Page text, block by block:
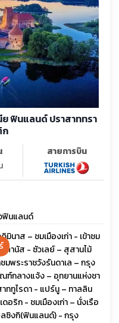
ย ฟินแลนด์ ปราสาททรา
ก
สายการบิน
ฟินแลนด์
นาส – ชมเมืองเก่า - เข้าชม
คานัส - ซัวเลย์ – สุสานไม้
มพระราชวังรันดาเล – กรุง
ฑ์กลางแจ้ง – อุทยานแห่งชา
าททูไรดา - แปร์นู – ทาลลิน
อริก - ชมเมืองเก่า – นั่งเรือ
ลซิงกิ(ฟินแลนด์) - กรุง